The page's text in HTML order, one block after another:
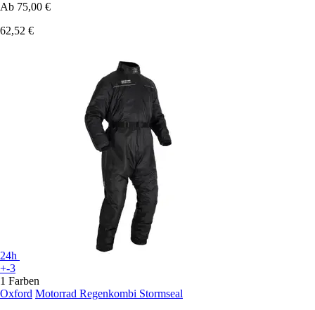
Ab 75,00 €
62,52 €
24h
+-3
1 Farben
Oxford Motorrad Regenkombi Stormseal